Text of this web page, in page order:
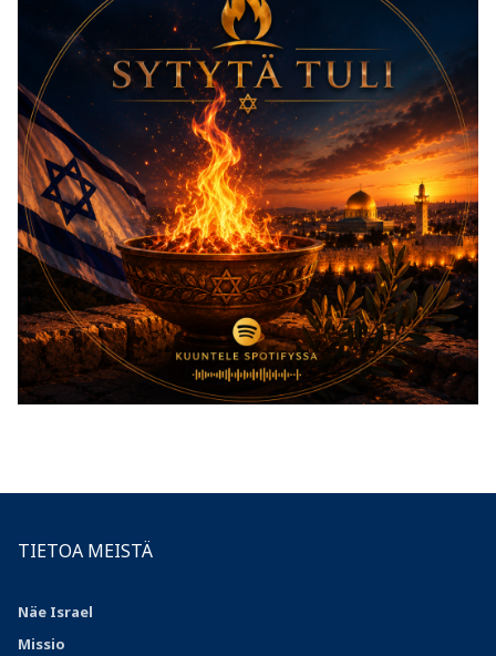
TIETOA MEISTÄ
Näe Israel
Missio